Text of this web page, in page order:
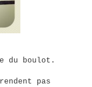
du boulot.
pas